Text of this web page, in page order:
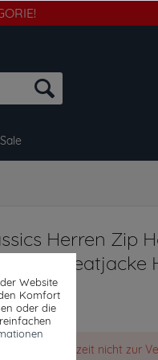
Sale
Herren Zip
Sweatjacke
steht derzeit nicht zur
Website
Komfort
oder die